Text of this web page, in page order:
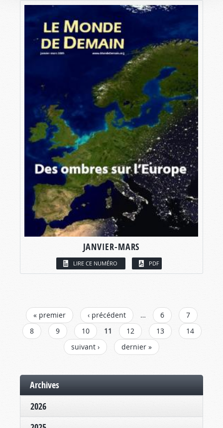
JANVIER-MARS
LIRE CE NUMÉRO PDF
PAGES
« premier ‹ précédent … 6
7
8
9 10 11 12 13
14
suivant ›
dernier »
Archives
2026